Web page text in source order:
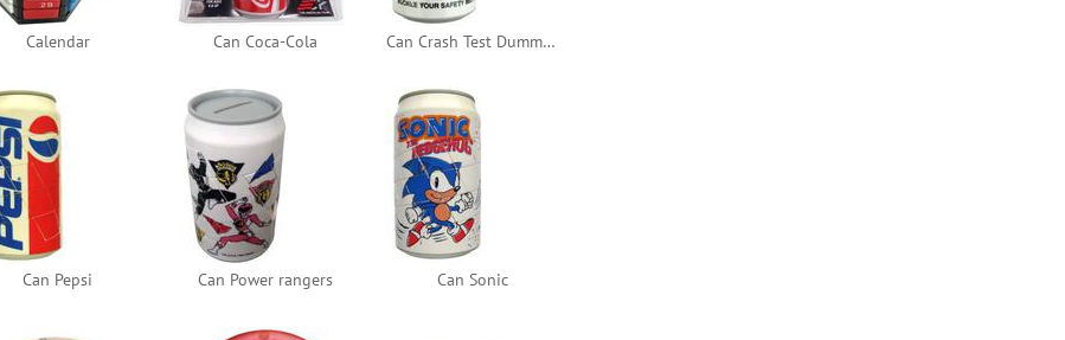
Calendar Can Coca-Cola Can Crash Test Dummies
Can Pepsi Can Power rangers Can Sonic